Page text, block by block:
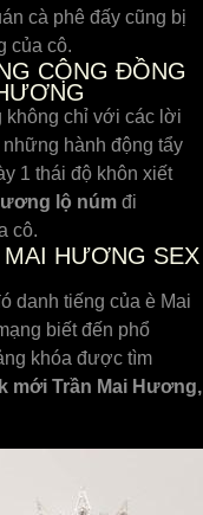
cà phê đấy cũng bị
của cô.
CỘNG ĐỒNG
không chỉ với các lời
hành động tẩy
1 thái độ khôn xiết
lộ núm đi
cô.
HƯƠNG SEX
danh tiếng của è Mai
biết đến phổ
khóa được tìm
mới Trần Mai Hương,